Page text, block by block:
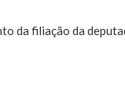
da filiação da